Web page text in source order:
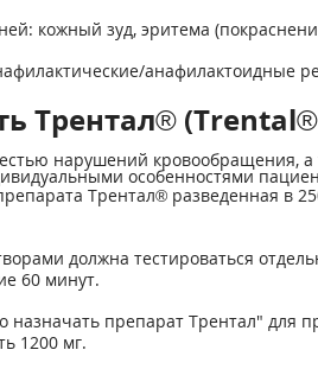
кожный зуд, эритема
анафилактоидные
Трентал®
нарушений кровообращения,
особенностями
Трентал® разведенная в
должна тестироваться
60 минут.
препарат Трентал" для
1200 мг.